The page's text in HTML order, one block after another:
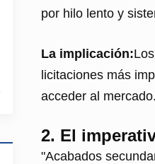
por hilo lento y
La implicación:
licitaciones más
acceder al mercado.
2. El
"Acabados